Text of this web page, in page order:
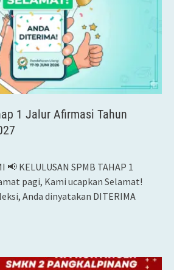
1 Jalur Afirmasi Tahun
📢 KELULUSAN SPMB TAHAP 1
pagi, Kami ucapkan Selamat!
Anda dinyatakan DITERIMA